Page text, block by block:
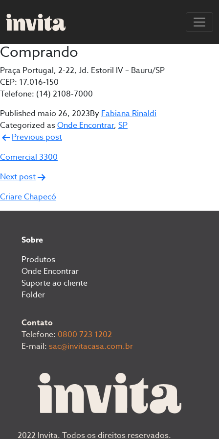
Comprando
Praça Portugal, 2-22, Jd. Estoril IV – Bauru/SP
CEP: 17.016-150
Telefone: (14) 2108-7000
Published maio 26, 2023ByFabiana Rinaldi
Categorized asOnde Encontrar, SP
Navegação
de
Previous post
Comercial 3300
Next post
Criare Chapecó
Sobre
Produtos
Onde Encontrar
Suporte ao cliente
Folder
Contato
Telefone: 0800 723 1202
E-mail: sac@invitacasa.com.br
2022 Invita. Todos os direitos reservados.